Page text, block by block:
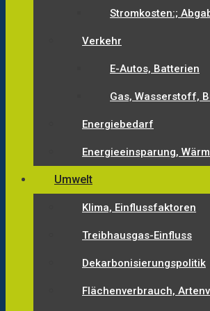
Stromkosten:;
Verkehr
E-Autos, Batterien
Gas, Wasserstoff,
Energiebedarf
Energieeinsparung,
Umwelt
Klima, Einflussfaktoren
Treibhausgas-Einfluss
Dekarbonisierungspolitik
Flächenverbrauch,